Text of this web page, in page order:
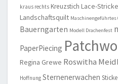
kraus rechts Kreuzstich Lace-
Landschaftsquilt Maschinengeführtes
Bauerngarten Modell Drachenfest
PaperPiecing
Regina Grewe Roswitha Meidl
Hoffnung Sternenerwachen